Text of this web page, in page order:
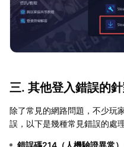
三. 其他登入錯誤的
除了常見的網路問題，不少玩
誤，以下是幾種常見錯誤的處
錯誤碼214（人機驗證異常）